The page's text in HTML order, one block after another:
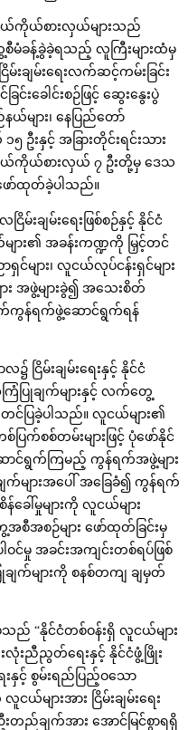
ယ်ကိုယ်စားလှယ်များသည်
ေ့စီမံခန့်ခွဲခဲ့ရသည့် လူကြီးများထံမှ
မ်းချမ်းရေးလက်ဆင့်ကမ်းခြင်း
င်းခေါင်းစဉ်ဖြင့် ဆွေးနွေးပွဲ
နယ်များ၊ နေပြည်တော်
ဦးနှင့် အခြားတိုင်းရင်းသား
ယ်ကိုယ်စားလှယ် ၇ ဦးတို့မှ ဒေသ
ာ်ထုတ်ခဲ့ပါသည်။
းချမ်းရေးဖြစ်စဉ်နှင့် နိုင်ငံ
ား၏ အခန်းကဏ္ဍကို မြှင့်တင်
င်များ၊ လူငယ်လုပ်ငန်းရှင်များ
အဖွဲ့များခွဲ၍ အသေးစိတ်
က်ကွန်ရက်ဖွဲ့ဆောင်ရွက်ရန်
ြိမ်းချမ်းရေးနှင့် နိုင်ငံ
ြံပြုချက်များနှင့် လက်တွေ့
င်ပြခဲ့ပါသည်။ လူငယ်များ၏
ပြက်စစ်တမ်းများဖြင့် ပုံဖော်နိုင်
းဆောင်ရွက်ကြမည့် ကွန်ရက်အဖွဲ့များ
များအပေါ် အခြေခံ၍ ကွန်ရက်
န်ခေါ်မှုများကို လူငယ်များ
အစဉ်များ ဖော်ထုတ်ခြင်းမှ
င်မှု အခင်းအကျင်းတစ်ရပ်ဖြစ်
ချက်များကို စနစ်တကျ ချမှတ်
ည် “နိုင်ငံတစ်ဝန်းရှိ လူငယ်များ
လုံးညီညွတ်ရေးနှင့် နိုင်ငံဖွံ့ဖြိုး
နှင့် စွမ်းရည်ပြည့်ဝသော
ယ်များအား ငြိမ်းချမ်းရေး
တည်ချက်အား အောင်မြင်စွာရရှိ